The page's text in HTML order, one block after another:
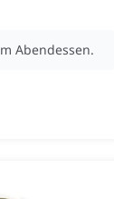
Abendessen.